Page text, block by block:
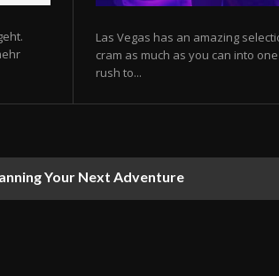
Las Vegas has an amazing
cram as much as you can into
rush to...
Your Next Adventure